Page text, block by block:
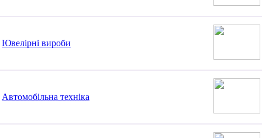
Ювелірні вироби
Автомобільна техніка